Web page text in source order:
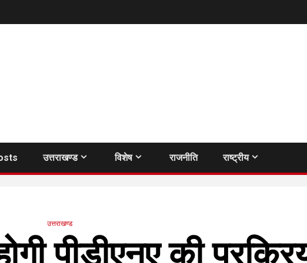
उत्तराखण्ड विशेष राजनीति राष्ट्रीय
उत्तराखण्ड
पीडीएनए की